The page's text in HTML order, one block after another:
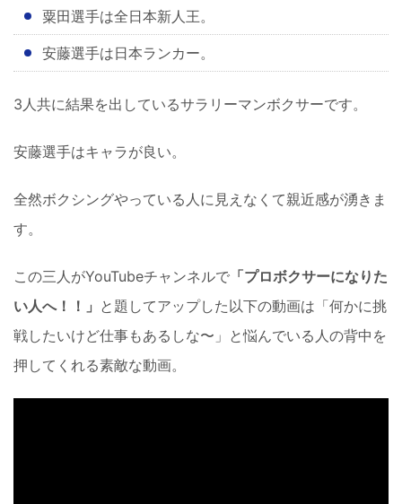
粟田選手は全日本新人王。
安藤選手は日本ランカー。
3人共に結果を出しているサラリーマンボクサーです。
安藤選手はキャラが良い。
全然ボクシングやっている人に見えなくて親近感が湧きま
す。
この三人がYouTubeチャンネルで 「プロボクサーになりた
い人へ！！」 と題してアップした以下の動画は「何かに挑
戦したいけど仕事もあるしな〜」と悩んでいる人の背中を
押してくれる素敵な動画。